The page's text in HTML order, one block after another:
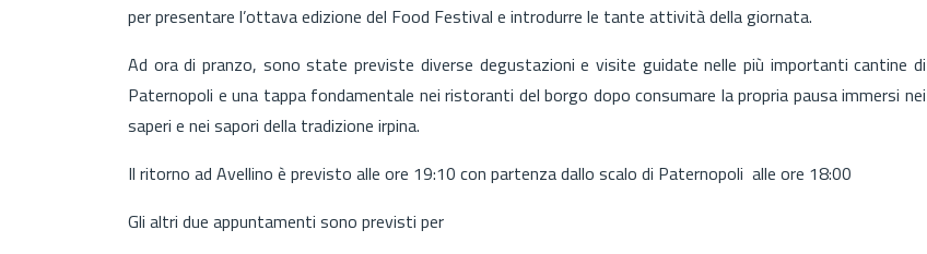
per presentare l’ottava edizione del Food Festival e introdurre le tante attività della giornata.
Ad ora di pranzo, sono state previste diverse degustazioni e visite guidate nelle più importanti cantine di
Paternopoli e una tappa fondamentale nei ristoranti del borgo dopo consumare la propria pausa immersi nei
saperi e nei sapori della tradizione irpina.
Il ritorno ad Avellino è previsto alle ore 19:10 con partenza dallo scalo di Paternopoli alle ore 18:00
Gli altri due appuntamenti sono previsti per